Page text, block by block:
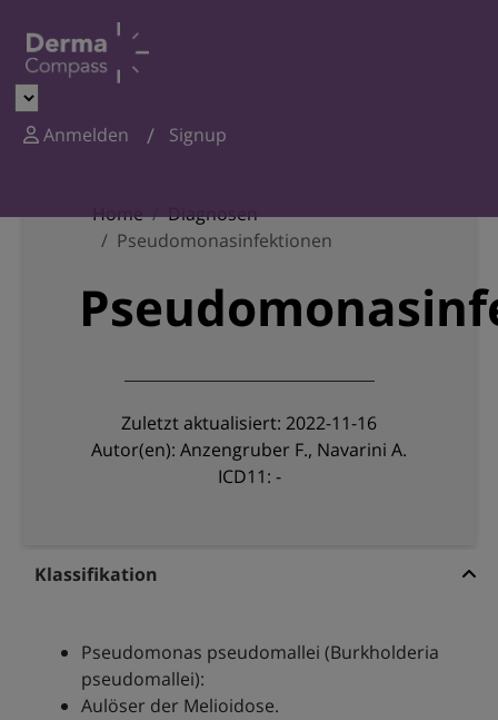
Anmelden Signup
Home
Diagnosen
Pseudomonasinfektionen
Zuletzt aktualisiert: 2022-11-16
Autor(en): Anzengruber F., Navarini A.
ICD11: -
Klassifikation
Pseudomonas pseudomallei (Burkholderia
pseudomallei):
Aulöser der Melioidose.